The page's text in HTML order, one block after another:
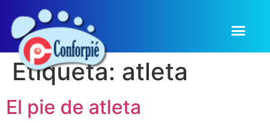
Etiqueta: atleta
El pie de atleta